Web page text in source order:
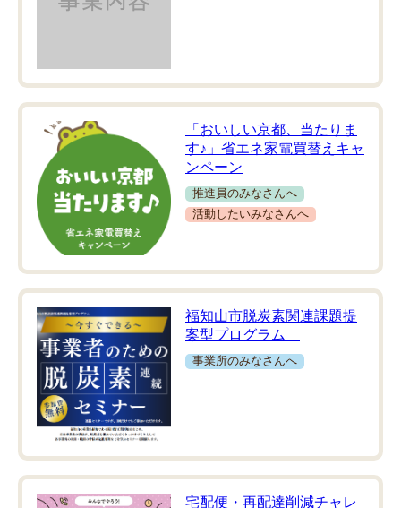
「おいしい京都、当たりま
す♪」省エネ家電買替えキャ
ンペーン
推進員のみなさんへ
活動したいみなさんへ
福知山市脱炭素関連課題提
案型プログラム
事業所のみなさんへ
宅配便・再配達削減チャレ